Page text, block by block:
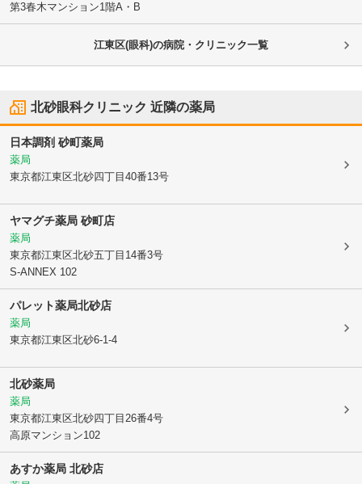
第3春木マンション1階A・B
江東区(眼科)の病院・クリニック一覧
北砂眼科クリニック 近隣の薬局
日本調剤 砂町薬局
薬局
東京都江東区北砂四丁目40番13号
ヤマグチ薬局 砂町店
薬局
東京都江東区北砂五丁目14番3号
S-ANNEX 102
パレット薬局北砂店
薬局
東京都江東区北砂6-1-4
北砂薬局
薬局
東京都江東区北砂四丁目26番4号
高原マンション102
あすか薬局 北砂店